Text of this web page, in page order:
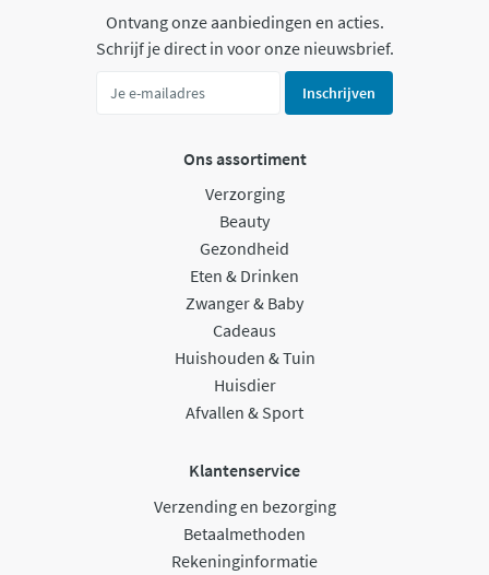
Ontvang onze aanbiedingen en acties.
Schrijf je direct in voor onze nieuwsbrief.
Inschrijven
Ons assortiment
Verzorging
Beauty
Gezondheid
Eten & Drinken
Zwanger & Baby
Cadeaus
Huishouden & Tuin
Huisdier
Afvallen & Sport
Klantenservice
Verzending en bezorging
Betaalmethoden
Rekeninginformatie